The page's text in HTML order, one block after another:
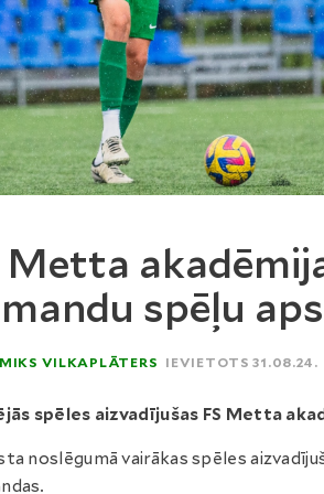
Metta
spēļu
MIKS VILKAPLĀTERS IEVIETOTS 31.08.24.
spēles aizvadījušas FS Metta
noslēgumā vairākas spēles